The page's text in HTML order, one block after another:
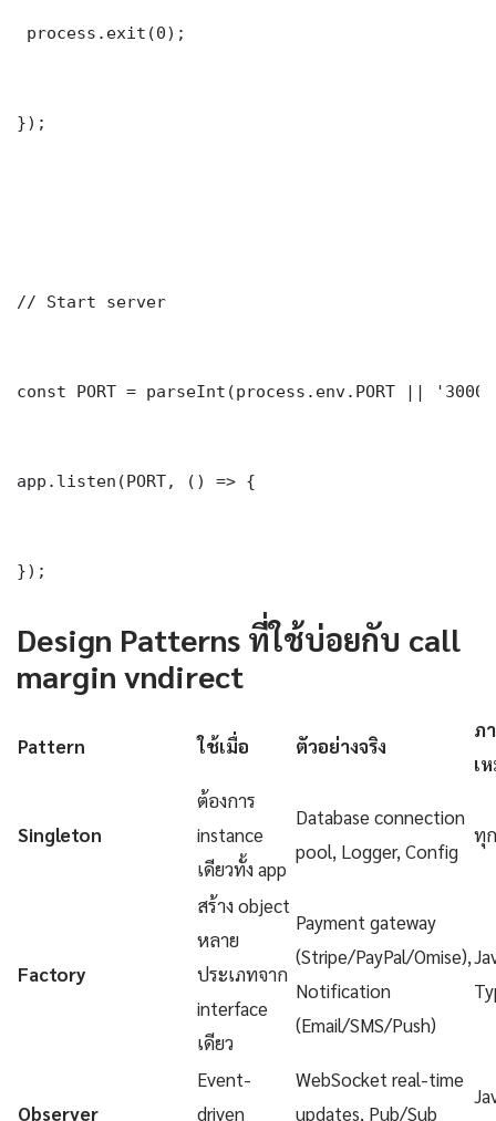
process.exit(0);
});
// Start server
const PORT = parseInt(process.env.PORT ||
app.listen(PORT, () => {
});
Design Patterns ที่ใช้บ่อยกับ call
margin vndirect
Pattern ใช้เมื่อ ตัวอย่างจริง
ภ
เ
Singleton
ต้องการ
instance
เดียวทั้ง app
Database connection
pool, Logger, Config
ทุ
Factory
สร้าง object
หลาย
ประเภทจาก
interface
เดียว
Payment gateway
(Stripe/PayPal/Omise),
Notification
(Email/SMS/Push)
Observer
Event-
driven
WebSocket real-time
updates, Pub/Sub